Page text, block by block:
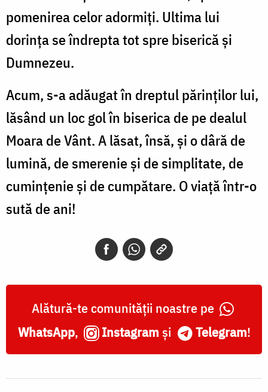
pomenirea celor adormiți. Ultima lui
dorința se îndrepta tot spre biserică și
Dumnezeu.
Acum, s-a adăugat în dreptul părinților lui,
lăsând un loc gol în biserica de pe dealul
Moara de Vânt. A lăsat, însă, și o dâră de
lumină, de smerenie și de simplitate, de
cumințenie și de cumpătare. O viață într-o
sută de ani!
Alătură-te comunității noastre pe
WhatsApp, Instagram și Telegram!